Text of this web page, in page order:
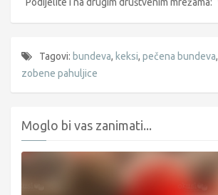
Tagovi: bundeva, keksi, pečena bundeva,
zobene pahuljice
Moglo bi vas zanimati...